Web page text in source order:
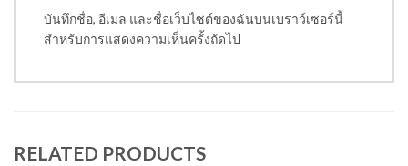
บันทึกชื่อ, อีเมล และชื่อเว็บไซต์ของฉันบนเบราว์เซอร์นี้
สำหรับการแสดงความเห็นครั้งถัดไป
RELATED PRODUCTS